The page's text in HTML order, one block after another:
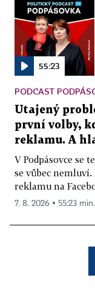
55:23
PODCAST
Utajený
první volby,
reklamu. A
V Podpásovce se
se vůbec
reklamu na
7. 8. 2026 ▪ 55:23 min.